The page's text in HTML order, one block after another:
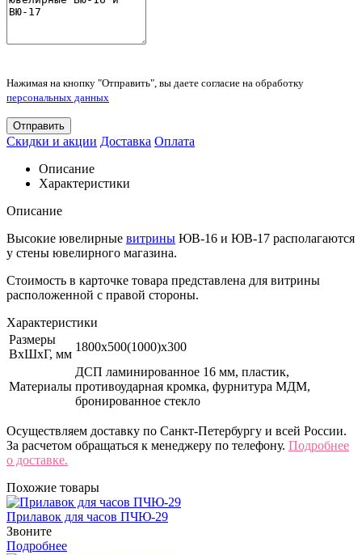
Нажимая на кнопку "Отправить", вы даете согласие на обработку
персональных данных
Отправить
Скидки и акции Доставка Оплата
Описание
Характеристики
Описание
Высокие ювелирные витрины ЮВ-16 и ЮВ-17 располагаются
у стены ювелирного магазина.
Стоимость в карточке товара представлена для витрины
расположенной с правой стороны.
Характеристики
Размеры
ВхШхГ, мм
1800х500(1000)х300
Материалы
ДСП ламинированное 16 мм, пластик,
противоударная кромка, фурнитура МДМ,
бронированное стекло
Осуществляем доставку по Санкт-Петербургу и всей России.
За расчетом обращаться к менеджеру по телефону. Подробнее
о доставке.
Похожие товары
Прилавок для часов ПЧЮ-29
Звоните
Подробнее